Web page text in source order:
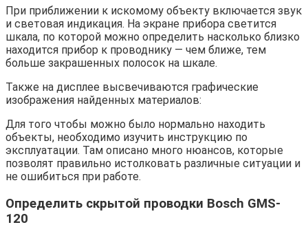
При приближении к искомому объекту включается звук
и световая индикация. На экране прибора светится
шкала, по которой можно определить насколько близко
находится прибор к проводнику — чем ближе, тем
больше закрашенных полосок на шкале.
Также на дисплее высвечиваются графические
изображения найденных материалов:
Для того чтобы можно было нормально находить
объекты, необходимо изучить инструкцию по
эксплуатации. Там описано много нюансов, которые
позволят правильно истолковать различные ситуации и
не ошибиться при работе.
Определить скрытой проводки Bosch GMS-
120